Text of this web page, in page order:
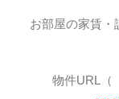
お部屋の家賃・
物件URL（